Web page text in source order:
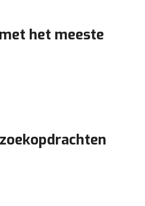
het meeste